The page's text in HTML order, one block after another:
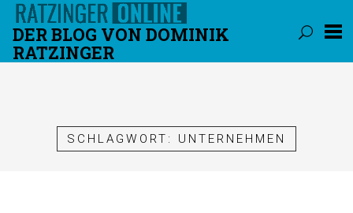
DER BLOG VON DOMINIK
RATZINGER
SCHLAGWORT: UNTERNEHMEN